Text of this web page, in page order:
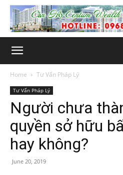
Home Tư Vấn Pháp Lý
Tư Vấn Pháp Lý
Người chưa
quyền sở hữu
hay không?
June 20, 2019